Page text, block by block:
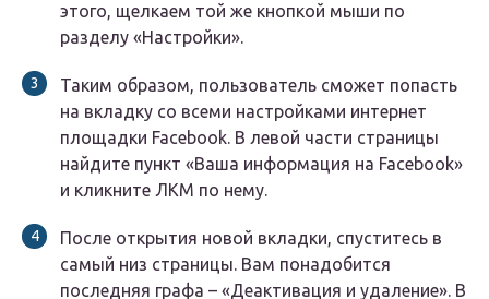
этого, щелкаем той же кнопкой мыши по
разделу «Настройки».
Таким образом, пользователь сможет попасть
на вкладку со всеми настройками интернет
площадки Facebook. В левой части страницы
найдите пункт «Ваша информация на Facebook»
и кликните ЛКМ по нему.
После открытия новой вкладки, спуститесь в
самый низ страницы. Вам понадобится
последняя графа – «Деактивация и удаление». В